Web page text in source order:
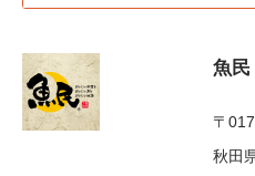
魚民
〒
秋田